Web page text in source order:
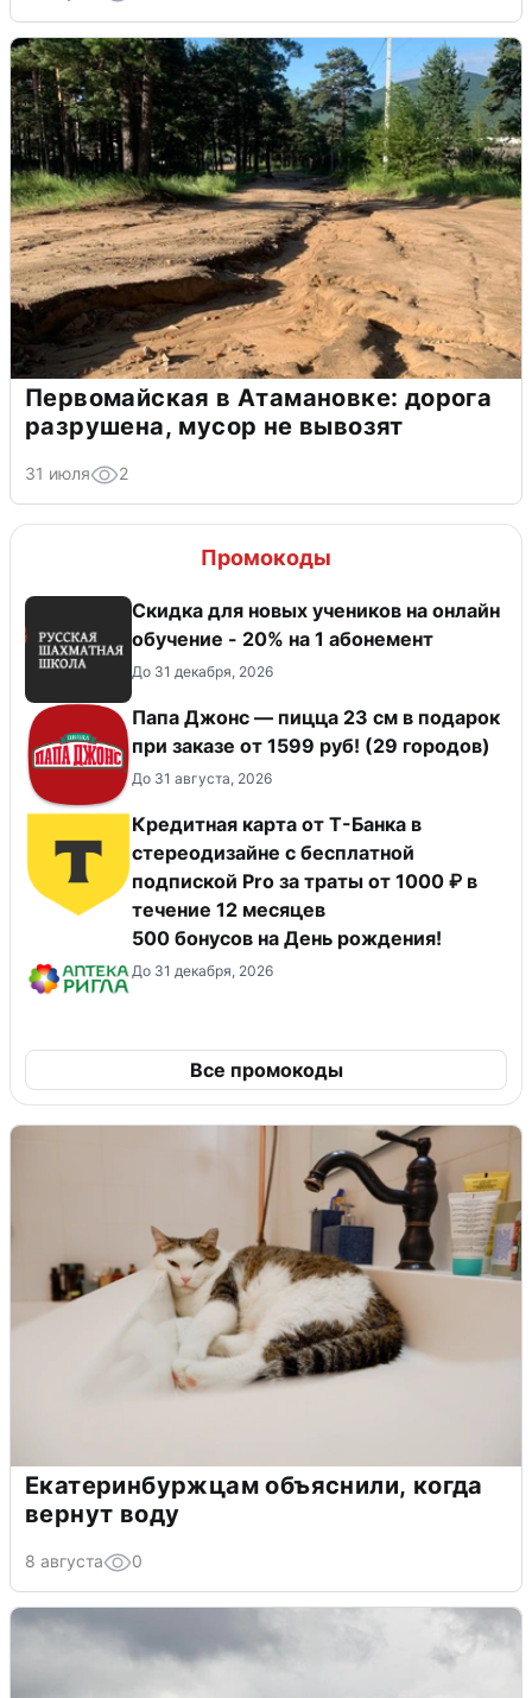
Первомайская в Атамановке: дорога
разрушена, мусор не вывозят
31 июля 2
Промокоды
Скидка для новых учеников на онлайн
обучение - 20% на 1 абонемент
До 31 декабря, 2026
Папа Джонс — пицца 23 см в подарок
при заказе от 1599 руб! (29 городов)
До 31 августа, 2026
Кредитная карта от Т-Банка в
стереодизайне с бесплатной
подпиской Pro за траты от 1000 ₽ в
течение 12 месяцев
500 бонусов на День рождения!
До 31 декабря, 2026
Все промокоды
Екатеринбуржцам объяснили, когда
вернут воду
8 августа 0